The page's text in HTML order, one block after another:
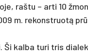
raš­tu – ar­ti 10
m. re­konst­ruotą
Ši kal­ba tu­ri tris